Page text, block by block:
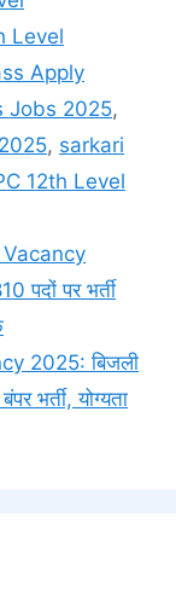
Level
Apply
Jobs 2025,
, sarkari
12th Level
पदों पर भर्ती
2025: बिजली
भर्ती, योग्यता